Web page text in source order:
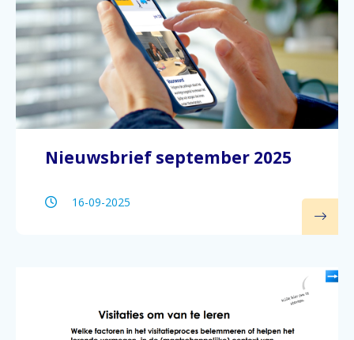
Nieuwsbrief september 2025
16-09-2025